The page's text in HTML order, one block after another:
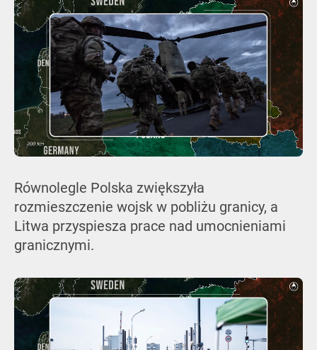
Równolegle Polska zwiększyła
rozmieszczenie wojsk w pobliżu granicy, a
Litwa przyspiesza prace nad umocnieniami
granicznymi.